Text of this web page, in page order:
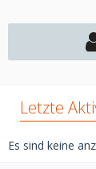
Letzte
Es sind keine